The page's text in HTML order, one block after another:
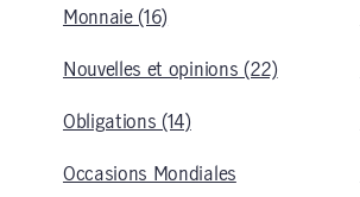
Monnaie (16)
Nouvelles et opinions (22)
Obligations (14)
Occasions Mondiales